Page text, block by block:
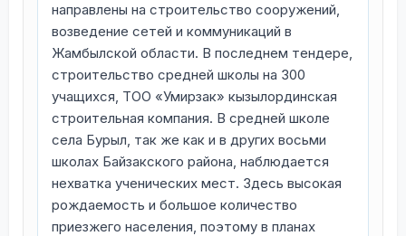
направлены на строительство сооружений,
возведение сетей и коммуникаций в
Жамбылской области. В последнем тендере,
строительство средней школы на 300
учащихся, ТОО «Умирзак» кызылординская
строительная компания. В средней школе
села Бурыл, так же как и в других восьми
школах Байзакского района, наблюдается
нехватка ученических мест. Здесь высокая
рождаемость и большое количество
приезжего населения, поэтому в планах